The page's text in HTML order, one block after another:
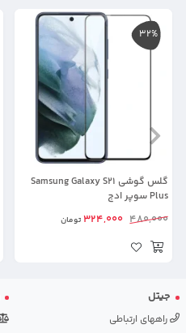
32%
گلس گوشی Samsung Galaxy S21
Plus سوپر ادج
480,000
324,000تومان
جیتل
راههای ارتباطی